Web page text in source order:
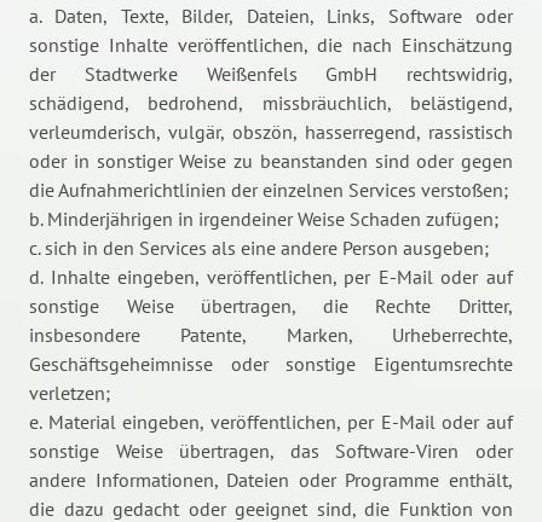
a. Daten, Texte, Bilder, Dateien, Links, Software oder
sonstige Inhalte veröffentlichen, die nach Einschätzung
der Stadtwerke Weißenfels GmbH rechtswidrig,
schädigend, bedrohend, missbräuchlich, belästigend,
verleumderisch, vulgär, obszön, hasserregend, rassistisch
oder in sonstiger Weise zu beanstanden sind oder gegen
die Aufnahmerichtlinien der einzelnen Services verstoßen;
b. Minderjährigen in irgendeiner Weise Schaden zufügen;
c. sich in den Services als eine andere Person ausgeben;
d. Inhalte eingeben, veröffentlichen, per E-Mail oder auf
sonstige Weise übertragen, die Rechte Dritter,
insbesondere Patente, Marken, Urheberrechte,
Geschäftsgeheimnisse oder sonstige Eigentumsrechte
verletzen;
e. Material eingeben, veröffentlichen, per E-Mail oder auf
sonstige Weise übertragen, das Software-Viren oder
andere Informationen, Dateien oder Programme enthält,
die dazu gedacht oder geeignet sind, die Funktion von